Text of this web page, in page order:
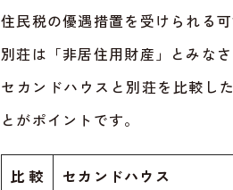
住民税の優遇措置を受けられる可
別荘は「非居住用財産」とみな
セカンドハウスと別荘を比較し
とがポイントです。
比較
セカンドハウス